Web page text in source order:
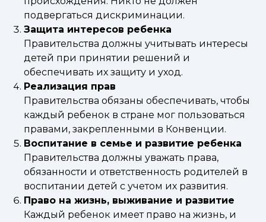
подвергаться дискриминации.
Защита интересов ребенка
Правительства должны учитывать интересы
детей при принятии решений и
обеспечивать их защиту и уход.
Реализация прав
Правительства обязаны обеспечивать, чтобы
каждый ребенок в стране мог пользоваться
правами, закрепленными в Конвенции.
Воспитание в семье и развитие ребенка
Правительства должны уважать права,
обязанности и ответственность родителей в
воспитании детей с учетом их развития.
Право на жизнь, выживание и развитие
Каждый ребенок имеет право на жизнь, и